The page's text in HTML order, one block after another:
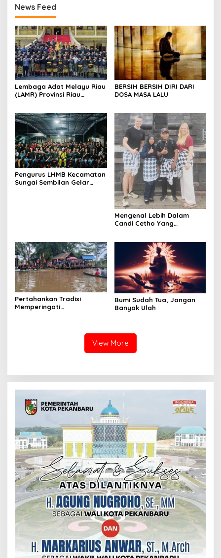
News Feed
Lembaga Adat Melayu Riau
(LAMR) Provinsi Riau
BERSIH BERSIH DIRI DARI
DOSA MASA LALU
Pengurus LHMB Kecamatan
Sungai Sembilan Gelar
Mengenal Lebih Dalam
Candi Cetho Yang
Jawa Tengah
Pertahankan Tradisi
Memperingati
Bumi Sudah Tua, Jangan
Banyak Ulah
View More